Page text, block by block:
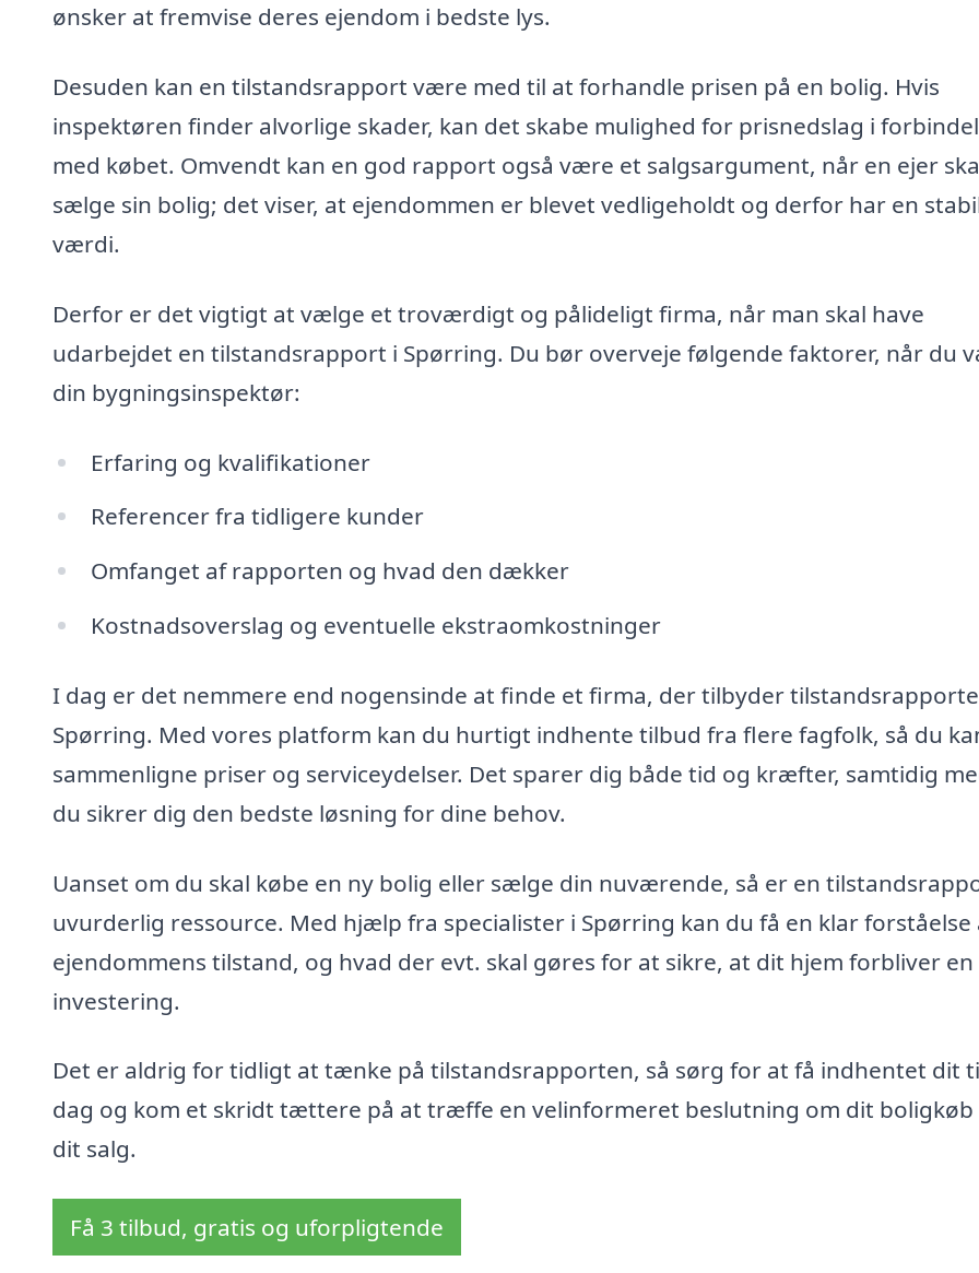
ønsker at fremvise deres ejendom i bedste lys.
Desuden kan en tilstandsrapport være med til at forhandle prisen på en bolig. Hvis
inspektøren finder alvorlige skader, kan det skabe mulighed for prisnedslag i
med købet. Omvendt kan en god rapport også være et salgsargument, når en ejer
sælge sin bolig; det viser, at ejendommen er blevet vedligeholdt og derfor har en
værdi.
Derfor er det vigtigt at vælge et troværdigt og pålideligt firma, når man skal have
udarbejdet en tilstandsrapport i Spørring. Du bør overveje følgende faktorer, når du
din bygningsinspektør:
Erfaring og kvalifikationer
Referencer fra tidligere kunder
Omfanget af rapporten og hvad den dækker
Kostnadsoverslag og eventuelle ekstraomkostninger
I dag er det nemmere end nogensinde at finde et firma, der tilbyder
Spørring. Med vores platform kan du hurtigt indhente tilbud fra flere fagfolk, så du
sammenligne priser og serviceydelser. Det sparer dig både tid og kræfter, samtidig
du sikrer dig den bedste løsning for dine behov.
Uanset om du skal købe en ny bolig eller sælge din nuværende, så er en
uvurderlig ressource. Med hjælp fra specialister i Spørring kan du få en klar forståelse
ejendommens tilstand, og hvad der evt. skal gøres for at sikre, at dit hjem forbliver en
investering.
Det er aldrig for tidligt at tænke på tilstandsrapporten, så sørg for at få indhentet dit
dag og kom et skridt tættere på at træffe en velinformeret beslutning om dit boligkøb
dit salg.
Få 3 tilbud, gratis og uforpligtende